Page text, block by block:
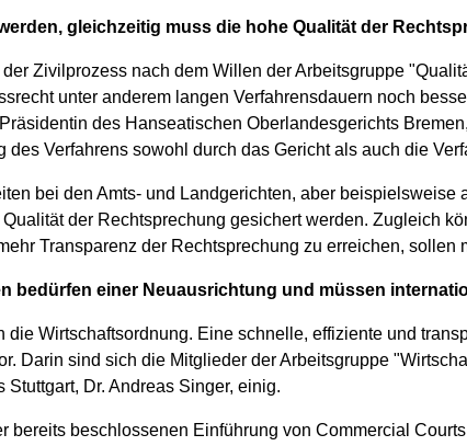
gleichzeitig muss die hohe Qualität der
Zivilprozess nach dem Willen der Arbeitsgruppe
unter anderem langen Verfahrensdauern noch
des Hanseatischen Oberlandesgerichts
des Verfahrens sowohl durch das Gericht als auch die
bei den Amts- und Landgerichten, aber
der Rechtsprechung gesichert werden. Zugleich
Transparenz der Rechtsprechung zu erreichen,
bedürfen einer Neuausrichtung und müssen
Wirtschaftsordnung. Eine schnelle, effiziente und
Darin sind sich die Mitglieder der Arbeitsgruppe
Dr. Andreas Singer, einig.
bereits beschlossenen Einführung von Commercial